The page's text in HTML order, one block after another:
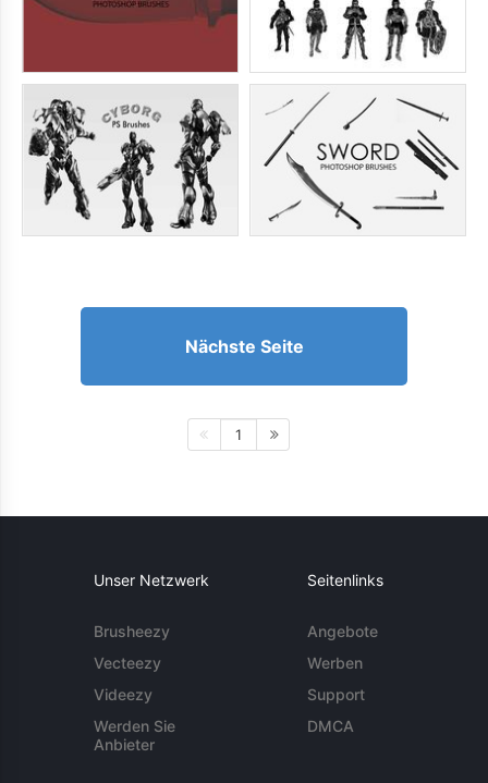
Nächste Seite
1
Unser Netzwerk
Brusheezy
Vecteezy
Videezy
Werden Sie
Anbieter
Seitenlinks
Angebote
Werben
Support
DMCA